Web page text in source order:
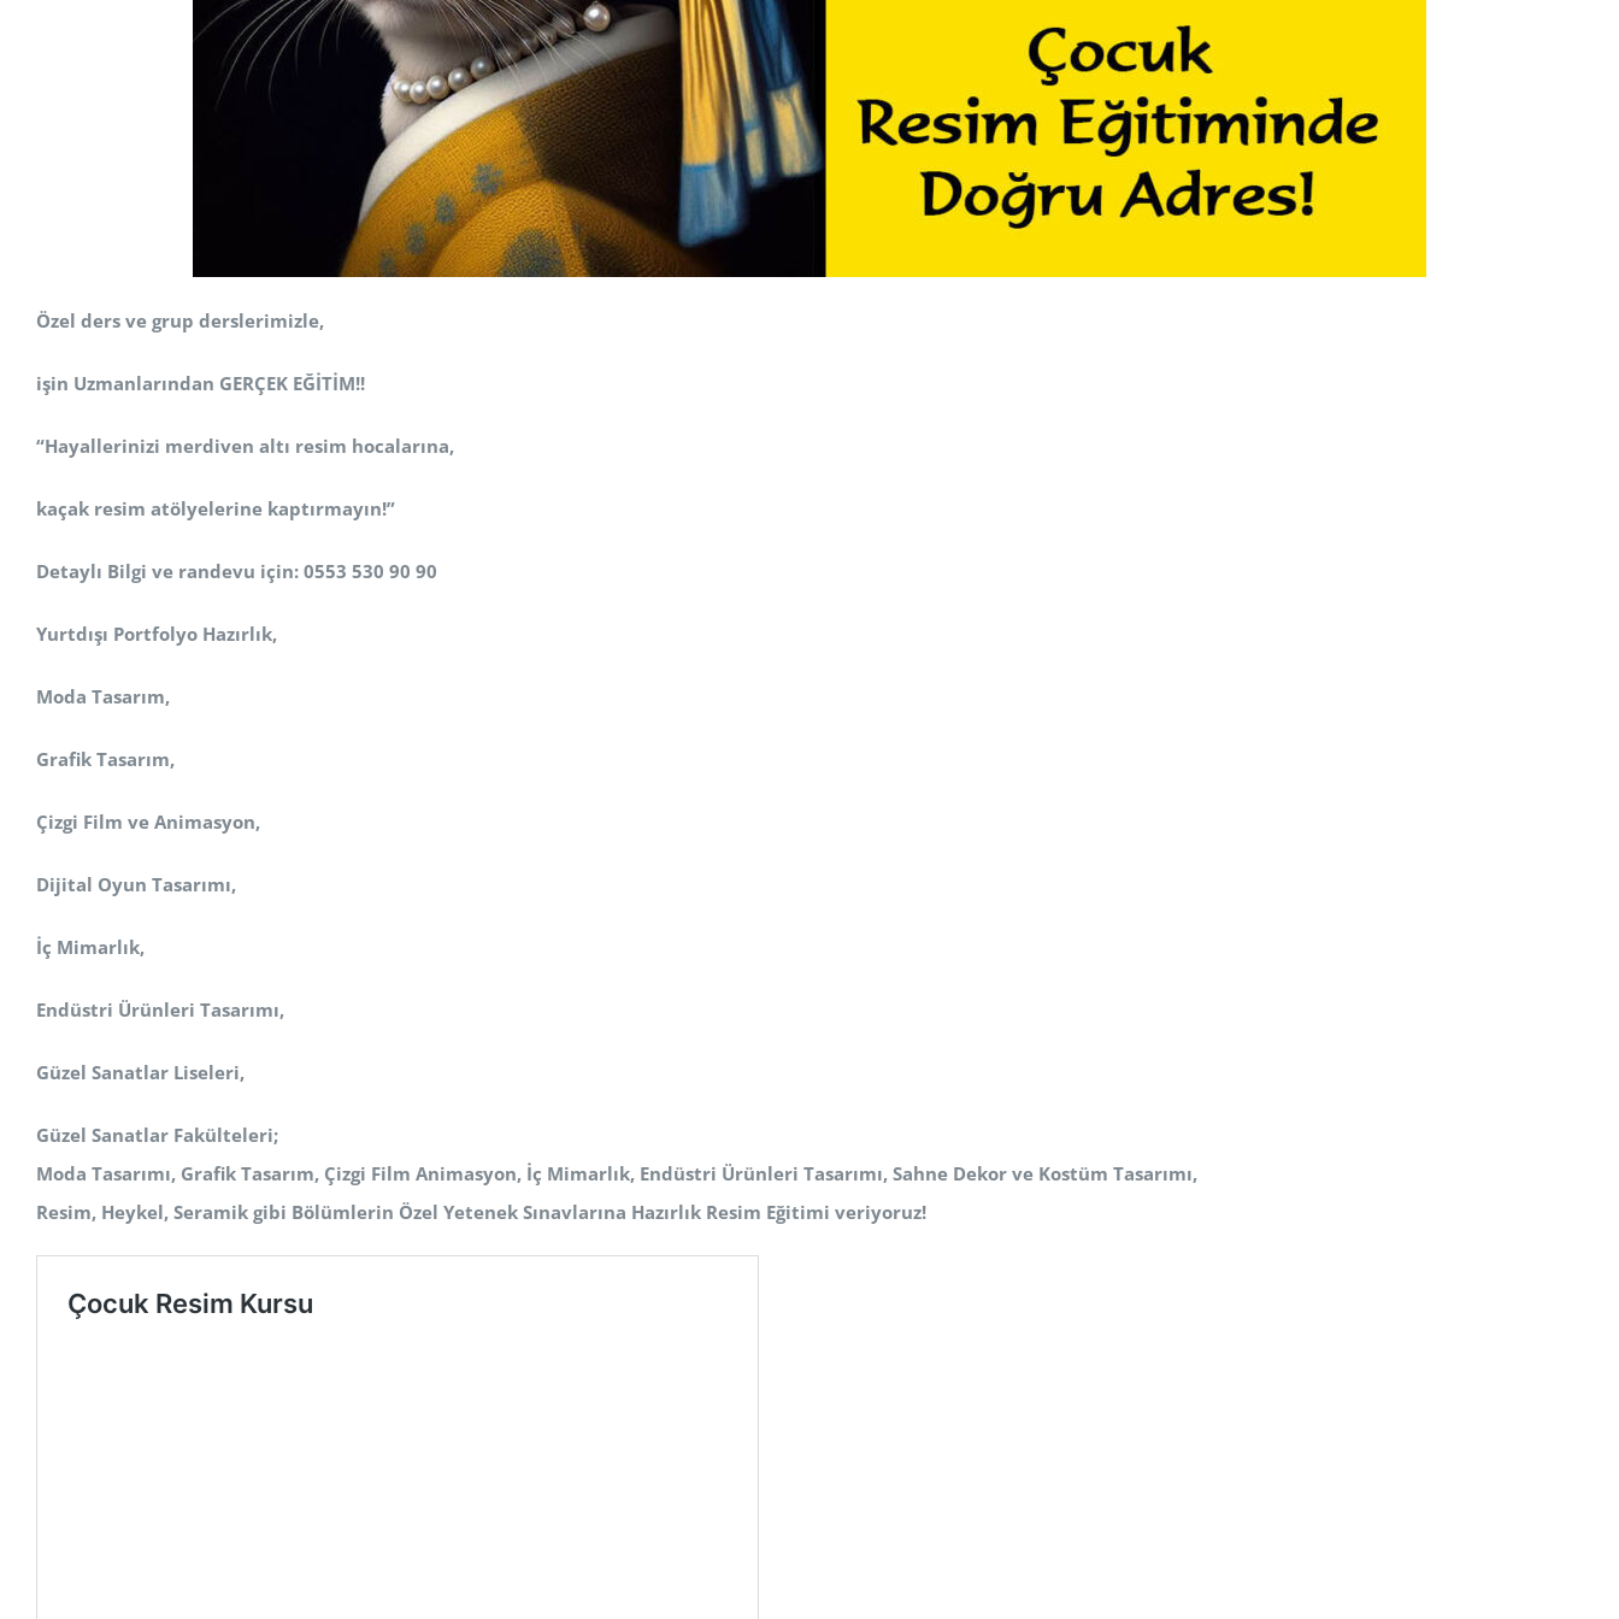
Özel ders ve grup derslerimizle,
işin Uzmanlarından GERÇEK EĞİTİM!!
“Hayallerinizi merdiven altı resim hocalarına,
kaçak resim atölyelerine kaptırmayın!”
Detaylı Bilgi ve randevu için: 0553 530 90 90
Yurtdışı Portfolyo Hazırlık,
Moda Tasarım,
Grafik Tasarım,
Çizgi Film ve Animasyon,
Dijital Oyun Tasarımı,
İç Mimarlık,
Endüstri Ürünleri Tasarımı,
Güzel Sanatlar Liseleri,
Güzel Sanatlar Fakülteleri;
Moda Tasarımı, Grafik Tasarım, Çizgi Film Animasyon, İç Mimarlık, Endüstri Ürünleri Tasarımı, Sahne Dekor ve Kostüm Tasarımı,
Resim, Heykel, Seramik gibi Bölümlerin Özel Yetenek Sınavlarına Hazırlık Resim Eğitimi veriyoruz!